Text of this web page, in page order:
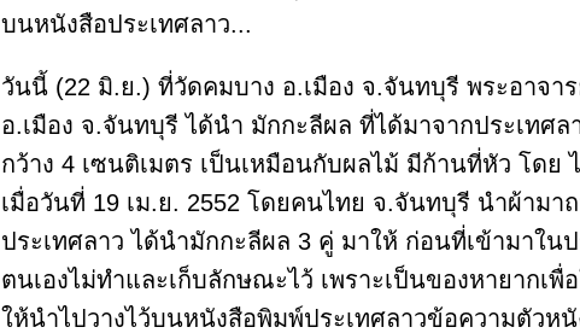
บนหนังสือประเทศลาว...
วันนี้ (22 มิ.ย.) ที่วัดคมบาง อ.เมือง จ.จันทบุรี พระอาจ
อ.เมือง จ.จันทบุรี ได้นำ มักกะลีผล ที่ได้มาจากประเทศ
กว้าง 4 เซนติเมตร เป็นเหมือนกับผลไม้ มีก้านที่หัว โดย
เมื่อวันที่ 19 เม.ย. 2552 โดยคนไทย จ.จันทบุรี นำผ้าม
ประเทศลาว ได้นำมักกะลีผล 3 คู่ มาให้ ก่อนที่เข้ามาใ
ตนเองไม่ทำและเก็บลักษณะไว้ เพราะเป็นของหายาก
ให้นำไปวางไว้บนหนังสือพิมพ์ประเทศลาวข้อความตัวห